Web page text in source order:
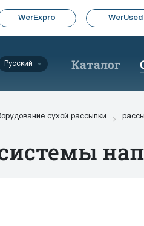
WerExpro WerUsed
Русский Каталог
сухой рассыпки